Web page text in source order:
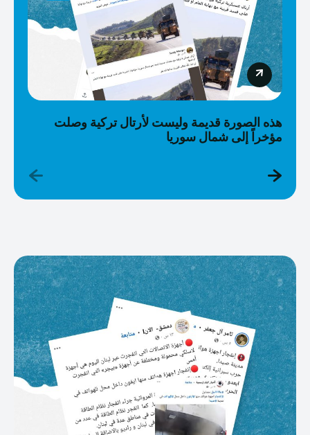
هذه الصورة قديمة وليست لأرتال تركية وصلت
مؤخراً إلى شمال سوريا